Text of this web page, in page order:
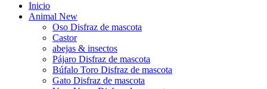
Inicio
Animal New
Oso Disfraz de mascota
Castor
abejas & insectos
Pájaro Disfraz de mascota
Búfalo Toro Disfraz de mascota
Gato Disfraz de mascota